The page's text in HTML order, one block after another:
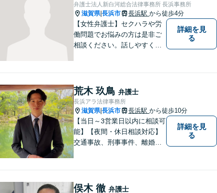
弁護士法人新白河総合法律事務所 長浜事務所
滋賀県|長浜市 長浜駅 から徒歩4分
【女性弁護士】セクハラや労
働問題でお悩みの方は是非ご
相談ください。話しやすく相
詳細を見
る
荒木 玖鳥 弁護士
長浜アラ法律事務所
滋賀県|長浜市 長浜駅 から徒歩10分
【当日～3営業日以内に相談可
能】【夜間・休日相談対応】
交通事故、刑事事件、離婚・
詳細を見
る
俣木 徹 弁護士